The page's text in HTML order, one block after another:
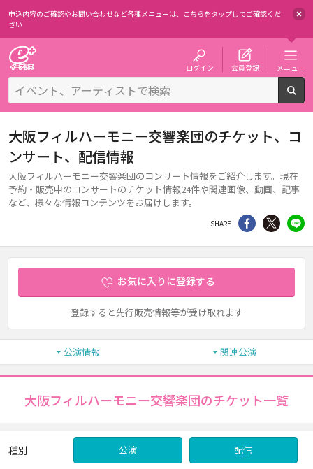
申込内容のご確認やお問い合わせなど各種メニューは、 こちらをタップしてご確認くだ
さい
ログイン 会員登録 メニュー
大阪フィルハーモニー交響楽団のチケット、コ
ンサート、配信情報
大阪フィルハーモニー交響楽団のコンサート情報をご紹介します。現在
予約・販売中のコンサートのチケット情報24件や関連画像、動画、記事
など、様々な情報コンテンツをお届けします。
SHARE シェア Twitter
お気に入りに登録する
登録すると先行販売情報等が受け取れます
公演情報 関連公演
大阪フィルハーモニー交響楽団のチケット一覧
種別 公演 配信